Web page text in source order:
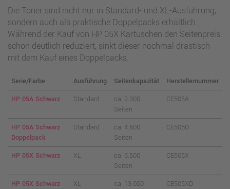
Die Toner sind nicht nur in Standard- und XL-Ausführung,
sondern auch als praktische Doppelpacks erhältlich.
Während der Kauf von HP 05X Kartuschen den Seitenpreis
schon deutlich reduziert, sinkt dieser nochmal drastisch
mit dem Kauf eines Doppelpacks.
Serie/Farbe Ausführung Seitenkapazität
Herstellernummer
HP 05A Schwarz
Standard
ca. 2.300
Seiten
CE505A
HP 05A Schwarz
Doppelpack
Standard
ca. 4.600
Seiten
CE505D
HP 05X Schwarz XL
ca. 6.500
Seiten
CE505X
HP 05X Schwarz
XL
ca. 13.000
CE505XD